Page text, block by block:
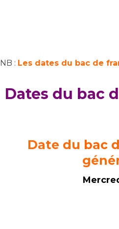
NB : Les dates du bac de
Dates du bac
Date du bac